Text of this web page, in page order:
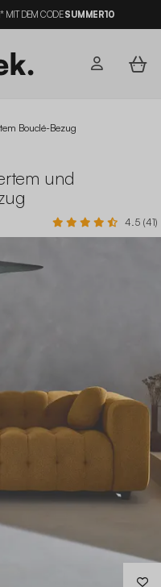
MIT DEM CODESUMMER10
Bouclé-Bezug
und
4.5 (41)